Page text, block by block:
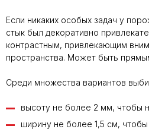
Если никаких особых задач у
стык был декоративно
контрастным, привлекающим
пространства. Может быть
Среди множества вариантов
высоту не более 2 мм, чтобы
ширину не более 1,5 см,